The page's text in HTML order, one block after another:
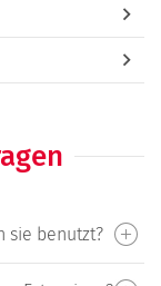
sie benutzt?